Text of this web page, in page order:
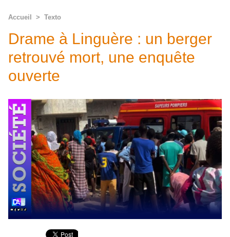
Accueil > Texto
Drame à Linguère : un berger
retrouvé mort, une enquête
ouverte